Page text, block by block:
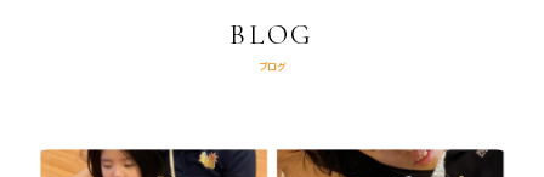
BLOG
ブログ